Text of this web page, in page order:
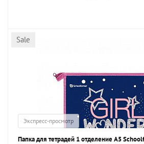
Sale
Экспресс-просмотр
Папка для тетрадей 1 отделение А5